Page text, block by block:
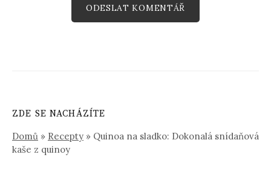
ZDE SE NACHÁZÍTE
Domů » Recepty » Quinoa na sladko: Dokonalá snídaňová
kaše z quinoy